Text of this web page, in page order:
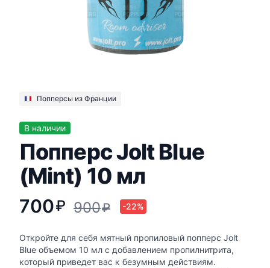
Попперсы из Франции
В наличии
Попперс Jolt Blue
(Mint) 10 мл
700₽ 900₽ -22%
Откройте для себя мятный пропиловый попперс Jolt
Blue объемом 10 мл с добавлением пропилнитрита,
который приведет вас к безумным действиям.